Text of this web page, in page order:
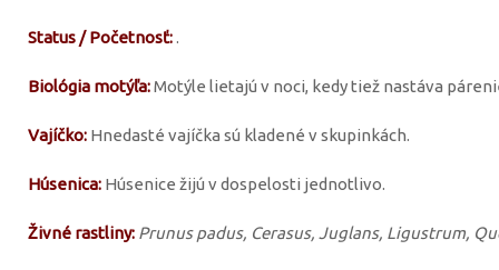
Status / Početnosť:.
Biológia motýľa:Motýle lietajú v noci, kedy tiež nastáva
Vajíčko: Hnedasté vajíčka sú kladené v skupinkách.
Húsenica: Húsenice žijú v dospelosti jednotlivo.
Živné rastliny: Prunus padus, Cerasus, Juglans, Ligustrum,